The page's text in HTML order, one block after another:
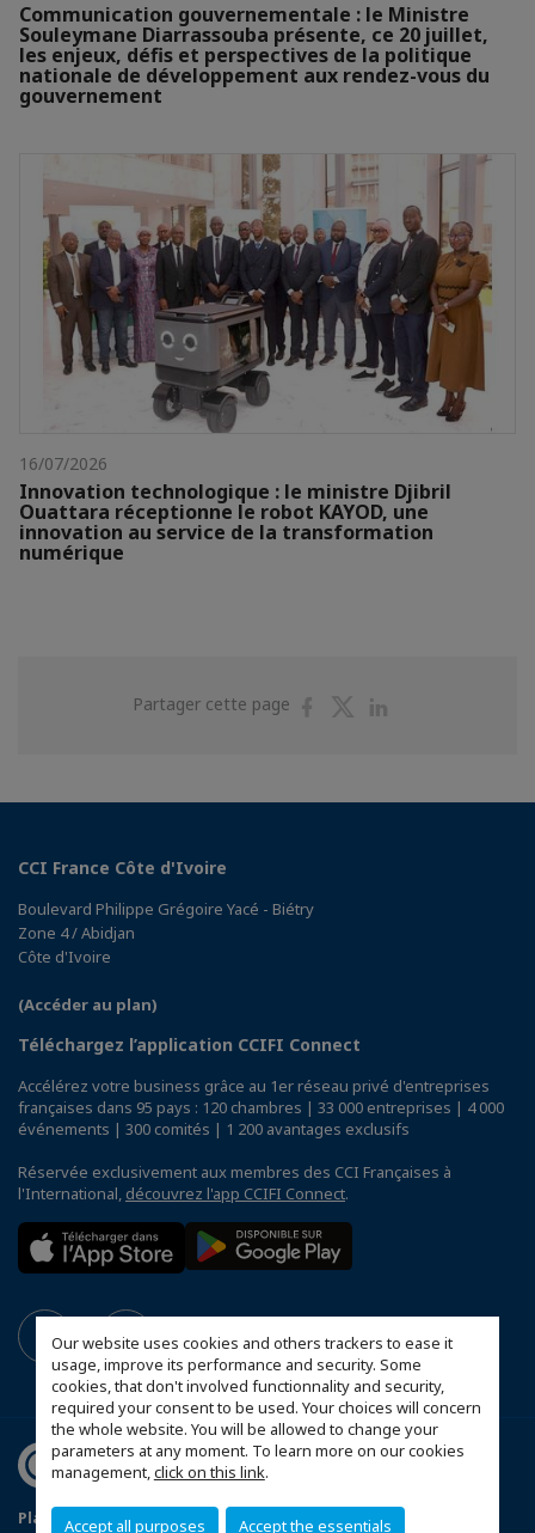
Our website uses cookies and others trackers to ease it
usage, improve its performance and security. Some
cookies, that don't involved functionnality and security,
required your consent to be used. Your choices will concern
the whole website. You will be allowed to change your
parameters at any moment. To learn more on our cookies
management,click on this link.
Accept all purposes Accept the essentials
Communication gouvernementale : le Ministre
Souleymane Diarrassouba présente, ce 20 juillet,
les enjeux, défis et perspectives de la politique
nationale de développement aux rendez-vous du
gouvernement
16/07/2026
Innovation technologique : le ministre Djibril
Ouattara réceptionne le robot KAYOD, une
innovation au service de la transformation
numérique
Partager cette page
PartagerPartager
CCI France Côte d'Ivoire
Boulevard Philippe Grégoire Yacé - Biétry
Zone 4 / Abidjan
Côte d'Ivoire
(Accéder au plan)
Téléchargez l’application CCIFI Connect
Accélérez votre business grâce au 1er réseau privé d'entreprises
françaises dans 95 pays : 120 chambres | 33 000 entreprises | 4 000
événements | 300 comités | 1 200 avantages exclusifs
Réservée exclusivement aux membres des CCI Françaises à
l'International, découvrez l'app CCIFI Connect.
Plan du site Mentions légales